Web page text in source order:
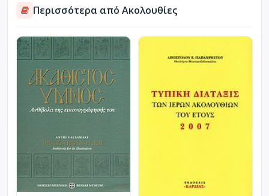
Περισσότερα από Ακολουθίες